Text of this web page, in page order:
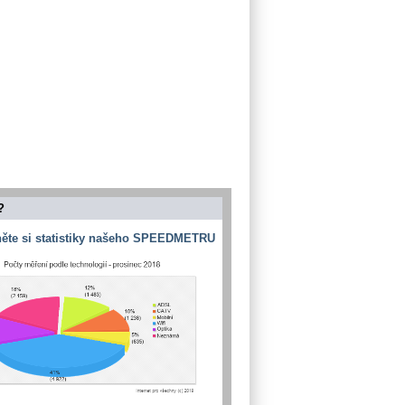
si statistiky našeho SPEEDMETRU